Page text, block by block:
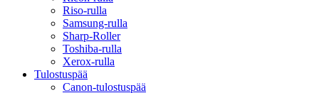
Riso-rulla
Samsung-rulla
Sharp-Roller
Toshiba-rulla
Xerox-rulla
Tulostuspää
Canon-tulostuspää